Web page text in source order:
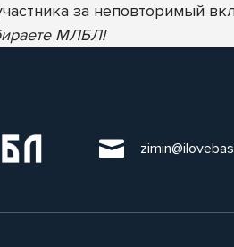
за неповторимый
МЛБЛ!